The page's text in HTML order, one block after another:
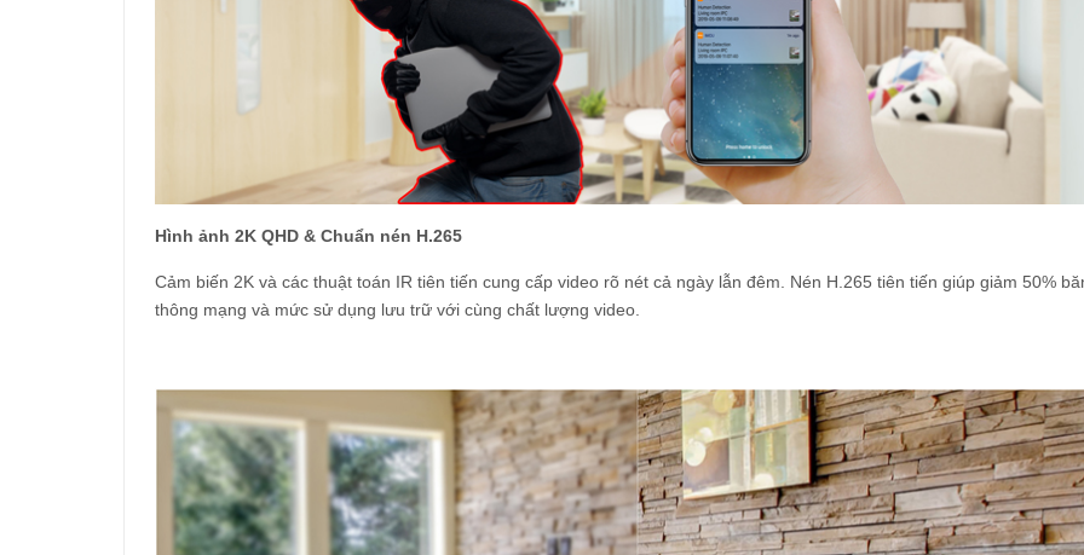
Hình ảnh 2K QHD & Chuẩn nén H.265
Cảm biến 2K và các thuật toán IR tiên tiến cung cấp video rõ nét cả ngày lẫn đêm. Nén H.265 tiên tiến giúp giảm 50%
thông mạng và mức sử dụng lưu trữ với cùng chất lượng video.